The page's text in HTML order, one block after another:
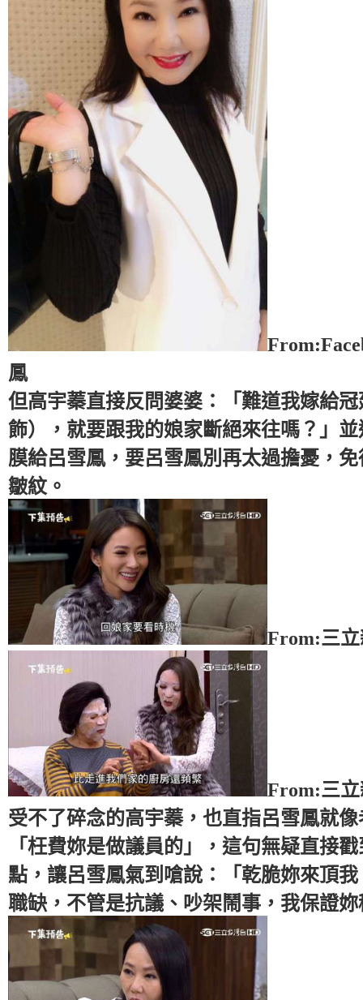
鳳
但高宇蓁直接反問婆婆：「難道我嫁給
飾），就要跟我的娘家斷絕來往嗎？」
膜給呂雪鳳，要呂雪鳳別再太過擔憂，
皺紋。
From:三
From:三
受不了碎念的高宇蓁，也直指呂雪鳳就
「枉費妳是做議員的」，這句無疑直接
點，讓呂雪鳳氣到嗆說：「乾脆妳來頂
職缺，不管是抗議、吵架鬧事，我保證